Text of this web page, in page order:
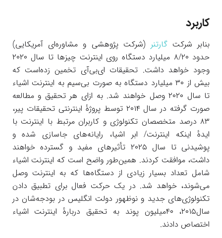
کاربرد
بنابر شرکتگارتنر (شرکت پژوهشی و مشاوره‌ای آمریکایی)
حدود ۸/۲۰ میلیارد دستگاه روی اینترنت چیزها تا سال ۲۰۲۰
وجود خواهد داشت. تحقیقات ای‌بی‌آی تخمین زده‌است که
بیش از ۳۰ میلیارد دستگاه به صورت بی‌سیم به اینترنت اشیاء
تا سال ۲۰۲۰ وصل خواهند شد. به ازای هر تحقیق و مطالعه
صورت گرفته در سال ۲۰۱۴ توسط پروژهٔ اینترنتی تحقیقات پیر،
۸۳ درصد متخصصان تکنولوژی و کاربران مرتبط با اینترنت با
ایدهٔ اینکه اینترنت/ ابر اشیا، رایانه‌های جاسازی شده و
پوشیدنی تا سال ۲۰۲۵ تأثیرهای مفید و گسترده خواهند
داشت، موافقت کردند. همین‌طور واضح است که اینترنت اشیاء
شامل تعداد بسیار زیادی از دستگاه‌ها که به اینترنت وصل
می‌شوند، خواهد شد. در یک حرکت فعال برای تطبیق دادن
تکنولوژی‌های جدید و نوظهور دولت انگلیس در بودجه‌شان در
سال۲۰۱۵، ۴۰میلیون پوند به تحقیق دربارهٔ اینترنت اشیاء
اختصاص دادند.